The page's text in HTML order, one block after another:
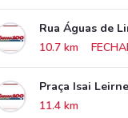
Rua Águas de
10.7 km
Praça Isai
11.4 km